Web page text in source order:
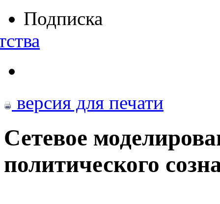
Подписка
версия для печати
Сетевое
политического